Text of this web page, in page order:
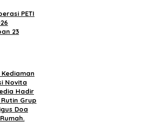
PETI
23
Novita
Hadir
Grup
Doa